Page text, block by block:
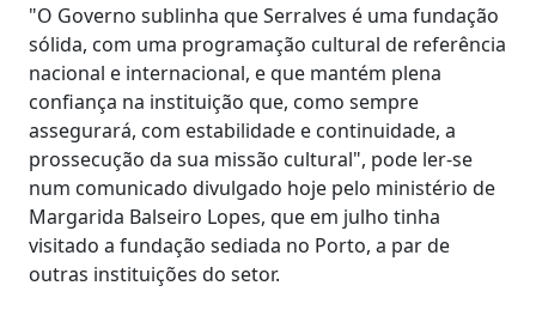
"O Governo sublinha que Serralves é uma fundação
sólida, com uma programação cultural de referência
nacional e internacional, e que mantém plena
confiança na instituição que, como sempre
assegurará, com estabilidade e continuidade, a
prossecução da sua missão cultural", pode ler-se
num comunicado divulgado hoje pelo ministério de
Margarida Balseiro Lopes, que em julho tinha
visitado a fundação sediada no Porto, a par de
outras instituições do setor.